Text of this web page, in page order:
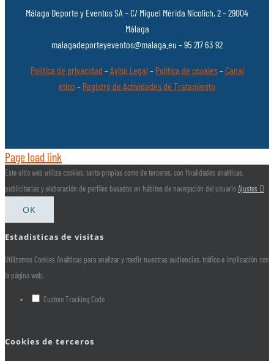
Málaga Deporte y Eventos SA – C/ Miguel Mérida Nicolich, 2 – 29004
Málaga
malagadeporteyeventos@malaga.eu – 95 217 63 92
Política de privacidad –Aviso Legal – Política de cookies–Canal
ético – Registro de Actividades de Tratamiento
Page load link
Este sitio web utiliza cookies, tanto propias como de terceros, con finalidades analíticas,
publicitarias y elaboración de perfiles basados en hábitos de navegación del usuarioAjustes
OK
Estadisticas de visitas
Utilizamos Cookies Analíticas para analizar y medir nuestras audiencias, tráfico e implicación con
la página web.
Custom Tracking Code
Cookies de terceros